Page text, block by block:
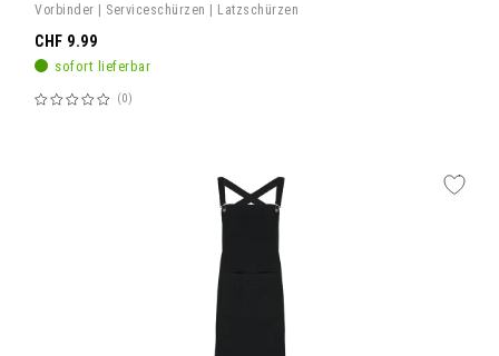
Vorbinder | Serviceschürzen | Latzschürzen
sofort lieferbar
Bewertung:
0
CHF 9.99